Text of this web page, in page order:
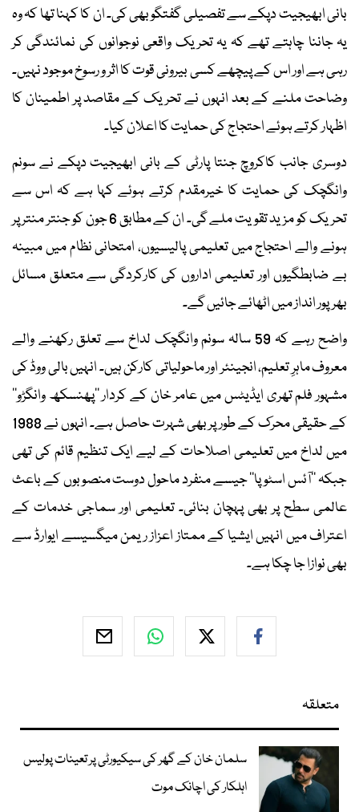
بانی ابھیجیت دپکے سے تفصیلی گفتگو بھی کی۔ ان کا کہنا تھا کہ وہ
یہ جاننا چاہتے تھے کہ یہ تحریک واقعی نوجوانوں کی نمائندگی کر
رہی ہے اور اس کے پیچھے کسی بیرونی قوت کا اثر و رسوخ موجود نہیں۔
وضاحت ملنے کے بعد انہوں نے تحریک کے مقاصد پر اطمینان کا
اظہار کرتے ہوئے احتجاج کی حمایت کا اعلان کیا۔
دوسری جانب کاکروچ جنتا پارٹی کے بانی ابھیجیت دپکے نے سونم
وانگچک کی حمایت کا خیرمقدم کرتے ہوئے کہا ہے کہ اس سے
تحریک کو مزید تقویت ملے گی۔ ان کے مطابق 6 جون کو جنتر منتر پر
ہونے والے احتجاج میں تعلیمی پالیسیوں، امتحانی نظام میں مبینہ
بے ضابطگیوں اور تعلیمی اداروں کی کارکردگی سے متعلق مسائل
بھرپور انداز میں اٹھائے جائیں گے۔
واضح رہے کہ 59 سالہ سونم وانگچک لداخ سے تعلق رکھنے والے
معروف ماہرِ تعلیم، انجینئر اور ماحولیاتی کارکن ہیں۔ انہیں بالی ووڈ کی
مشہور فلم تھری ایڈیٹس میں عامر خان کے کردار ’’پھنسکھ وانگڑو‘‘
کے حقیقی محرک کے طور پر بھی شہرت حاصل ہے۔ انہوں نے 1988
میں لداخ میں تعلیمی اصلاحات کے لیے ایک تنظیم قائم کی تھی
جبکہ ’’آئس اسٹوپا‘‘ جیسے منفرد ماحول دوست منصوبوں کے باعث
عالمی سطح پر بھی پہچان بنائی۔ تعلیمی اور سماجی خدمات کے
اعتراف میں انہیں ایشیا کے ممتاز اعزاز ریمن میگسیسے ایوارڈ سے
بھی نوازا جا چکا ہے۔
متعلقہ
سلمان خان کے گھر کی سیکیورٹی پر تعینات پولیس
اہلکار کی اچانک موت